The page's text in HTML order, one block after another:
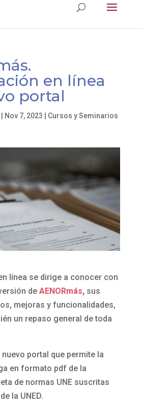
en línea
portal
Nov 7, 2023
Cursos y Seminarios
línea se dirige a conocer con
de AENORmás,sus
mejoras y funcionalidades,
un repaso general de toda
nuevo portal que permite la
en formato pdf de la
de normas UNE suscritas
la UNED.